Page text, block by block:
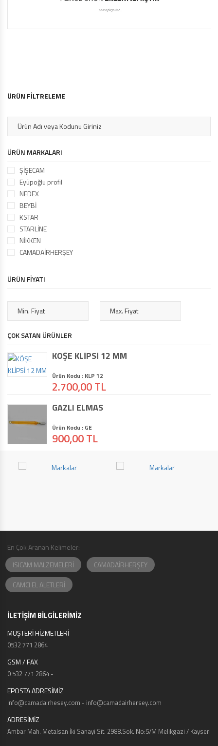
ÜRÜN FİLTRELEME
ÜRÜN MARKALARI
ŞİŞECAM
Eyüpoğlu profil
NEDEX
BEYBİ
KSTAR
STARLİNE
NİKKEN
CAMADAİRHERŞEY
ÜRÜN FİYATI
ÇOK SATAN ÜRÜNLER
KÖŞE KLİPSİ 12 MM
Ürün Kodu : KLP 12
2.700,00 TL
GAZLI ELMAS
Ürün Kodu : GE
900,00 TL
En Çok Aranan Kelimeler:
ISICAM MALZEMELERİ
CAMADAİRHERŞEY
CAMCI EL ALETLERİ
İLETİŞİM BİLGİLERİMİZ
MÜŞTERİ HİZMETLERİ
0532 771 2864
GSM / FAX
0 532 771 2864 -
EPOSTA ADRESİMİZ
info@camadairhesey.com - info@camadairhersey.com
ADRESİMİZ
Ambar Mah. Metalsan İki Sanayi Sit. 2988.Sok. No:5/M Melikgazi / Kayseri